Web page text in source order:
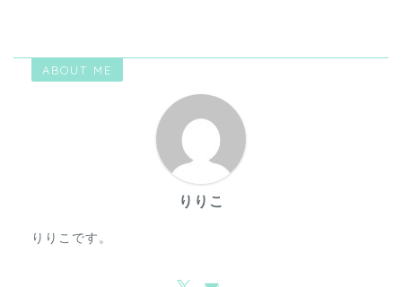
ABOUT ME
りりこ
りりこです。